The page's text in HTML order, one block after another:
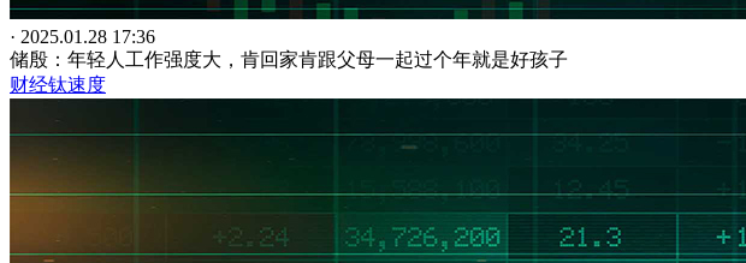
· 2025.01.28 17:36
储殷：年轻人工作强度大，肯回家肯跟父母一起过个年就是好孩子
财经钛速度